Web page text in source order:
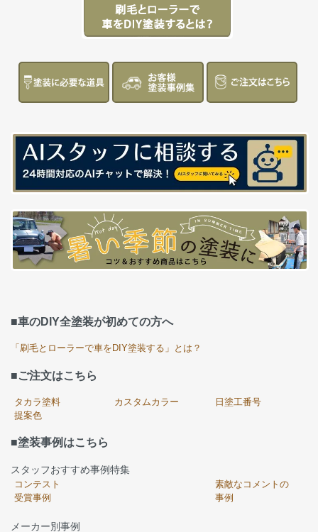
■車のDIY全塗装が初めての方へ
「刷毛とローラーで車をDIY塗装する」とは？
■ご注文はこちら
タカラ塗料
提案色
カスタムカラー 日塗工番号
■塗装事例はこちら
スタッフおすすめ事例特集
コンテスト
受賞事例
素敵なコメントの
事例
メーカー別事例